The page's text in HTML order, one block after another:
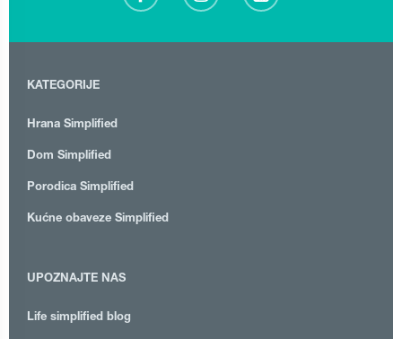
KATEGORIJE
Hrana Simplified
Dom Simplified
Porodica Simplified
Kućne obaveze Simplified
UPOZNAJTE NAS
Life simplified blog